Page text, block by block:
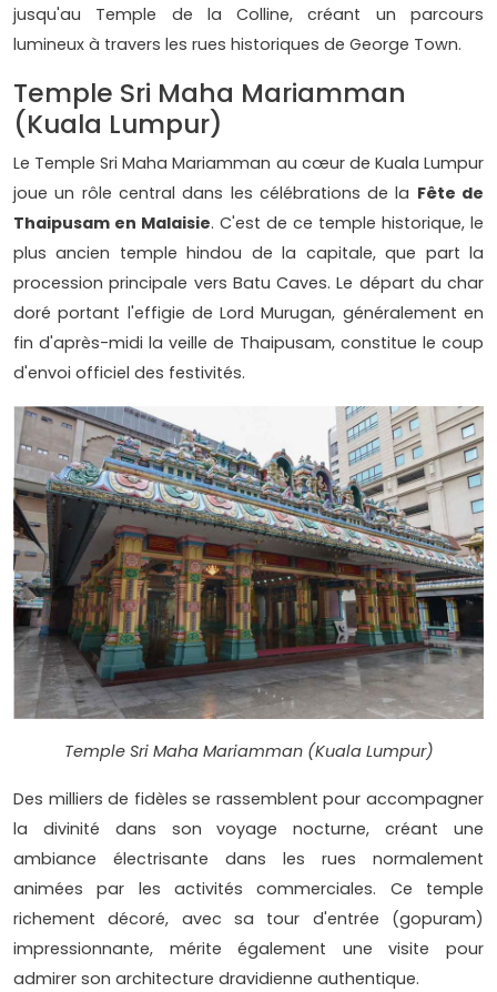
jusqu'au Temple de la Colline, créant un parcours
lumineux à travers les rues historiques de George Town.
Temple Sri Maha Mariamman
(Kuala Lumpur)
Le Temple Sri Maha Mariamman au cœur de Kuala Lumpur
joue un rôle central dans les célébrations de la Fête de
Thaipusam en Malaisie. C'est de ce temple historique, le
plus ancien temple hindou de la capitale, que part la
procession principale vers Batu Caves. Le départ du char
doré portant l'effigie de Lord Murugan, généralement en
fin d'après-midi la veille de Thaipusam, constitue le coup
d'envoi officiel des festivités.
Temple Sri Maha Mariamman (Kuala Lumpur)
Des milliers de fidèles se rassemblent pour accompagner
la divinité dans son voyage nocturne, créant une
ambiance électrisante dans les rues normalement
animées par les activités commerciales. Ce temple
richement décoré, avec sa tour d'entrée (gopuram)
impressionnante, mérite également une visite pour
admirer son architecture dravidienne authentique.